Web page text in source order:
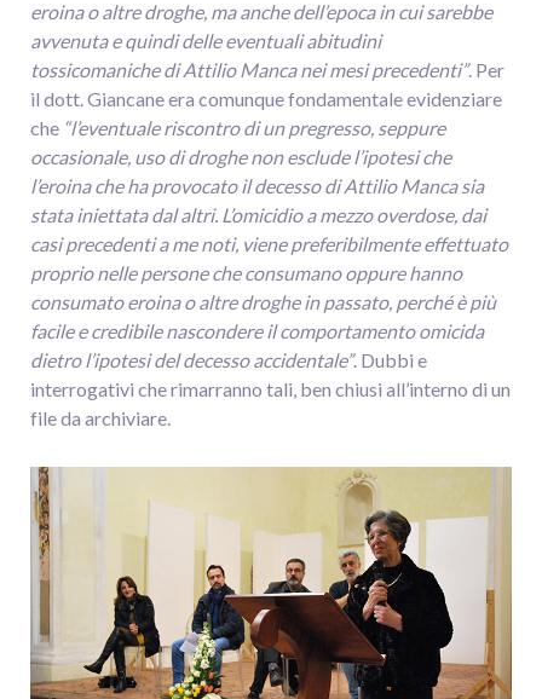
eroina o altre droghe, ma anche dell’epoca in cui sarebbe
avvenuta e quindi delle eventuali abitudini
tossicomaniche di Attilio Manca nei mesi precedenti”. Per
il dott. Giancane era comunque fondamentale evidenziare
che “l’eventuale riscontro di un pregresso, seppure
occasionale, uso di droghe non esclude l’ipotesi che
l’eroina che ha provocato il decesso di Attilio Manca sia
stata iniettata dal altri. L’omicidio a mezzo overdose, dai
casi precedenti a me noti, viene preferibilmente effettuato
proprio nelle persone che consumano oppure hanno
consumato eroina o altre droghe in passato, perché è più
facile e credibile nascondere il comportamento omicida
dietro l’ipotesi del decesso accidentale”. Dubbi e
interrogativi che rimarranno tali, ben chiusi all’interno di un
file da archiviare.